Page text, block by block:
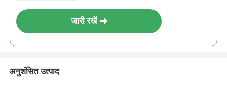
जारी रखें
अनुशंसित उत्पाद